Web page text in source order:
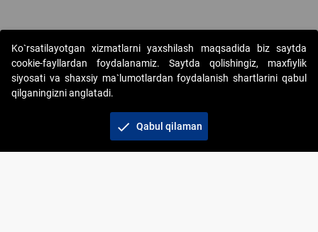
Copyright © 2017-2026. "Elektron onlayn-auksionlarni tashkil etish"
AJ. Barcha huquqlar himoyalangan
+998 71 202-21-11
Ko`rsatilayotgan xizmatlarni yaxshilash maqsadida biz saytda
cookie-fayllardan foydalanamiz. Saytda qolishingiz, maxfiylik
siyosati va shaxsiy ma`lumotlardan foydalanish shartlarini qabul
qilganingizni anglatadi.
check Qabul qilaman